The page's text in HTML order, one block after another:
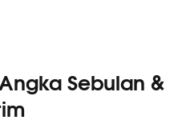
Sebulan &